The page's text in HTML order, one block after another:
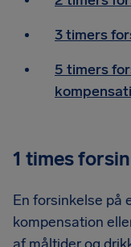
3 timers
5 timers
1 times
En forsinkelse på
kompensation